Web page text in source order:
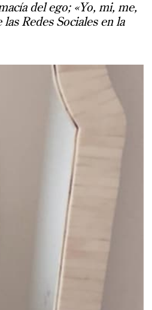
del ego; «Yo, mi, me,
Redes Sociales en la